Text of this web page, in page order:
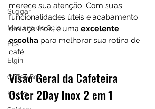
Suggar
Máquina de Gelo
Eos
Elgin
Coffee Box
Keurig
merece sua atenção. Com suas
funcionalidades úteis e acabamento
em aço inox, é uma excelente
escolha para melhorar sua rotina de
café.
Visão Geral da Cafeteira
Oster 2Day Inox 2 em 1